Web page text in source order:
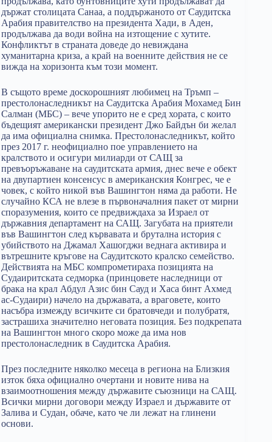
държат столицата Санаа, а поддържаното от Саудитска
Арабия правителство на президента Хади, в Аден,
продължава да води война на изтощение с хутите.
Конфликтът в страната доведе до невиждана
хуманитарна криза, а край на военните действия не се
вижда на хоризонта към този момент.
В същото време доскорошният любимец на Тръмп –
престолонаследникът на Саудитска Арабия Мохамед Бин
Салман (МБС) – вече упорито не е сред хората, с които
бъдещият американски президент Джо Байдън би желал
да има официална снимка. Престолонаследникът, който
през 2017 г. неофициално пое управлението на
кралството и осигури милиарди от САЩ за
превъоръжаване на саудитската армия, днес вече е обект
на двупартиен консенсус в американския Конгрес, че е
човек, с който никой във Вашингтон няма да работи. Не
случайно КСА не влезе в първоначалния пакет от мирни
споразумения, които се предвиждаха за Израел от
държавния департамент на САЩ. Загубата на приятели
във Вашингтон след кървавата и брутална история с
убийството на Джамал Хашогджи веднага активира и
вътрешните кръгове на Саудитското кралско семейство.
Действията на МБС компрометираха позицията на
Судаиритската седморка (принцовете наследници от
брака на крал Абдул Азис бин Сауд и Хаса бинт Ахмед
ас-Судаири) начело на държавата, а враговете, които
насъбра измежду всичките си братовчеди и полубратя,
застрашиха значително неговата позиция. Без подкрепата
на Вашингтон много скоро може да има нов
престолонаследник в Саудитска Арабия.
През последните няколко месеца в региона на Близкия
изток бяха официално очертани и новите нива на
взаимоотношения между държавите съюзници на САЩ.
Всички мирни договори между Израел и държавите от
Залива и Судан, обаче, като че ли лежат на глинени
основи.